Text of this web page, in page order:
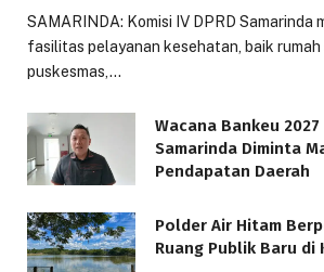
SAMARINDA: Komisi IV DPRD Samarinda
fasilitas pelayanan kesehatan, baik rumah
puskesmas,…
Wacana Bankeu
Samarinda Diminta
Pendapatan Daerah
Polder Air Hitam
Ruang Publik Baru di